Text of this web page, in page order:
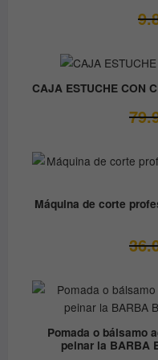
CAJA ESTUCHE CON
Máquina de corte
Pomada o bálsamo
peinar la BARBA